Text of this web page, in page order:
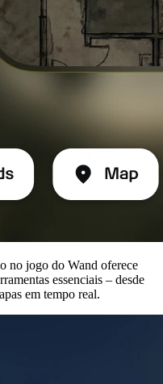
no jogo do Wand oferece
essenciais – desde
em tempo real.